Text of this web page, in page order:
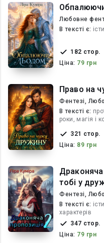
Любовне
В текcті є:
182 стор.
Ціна: 79 грн
Право на
Фентезі,
В текcті є:
роки, магія і
321 стор.
Ціна: 89 грн
тобі у
Фентезі,
В текcті є:
характерів
347 стор.
Ціна: 79 грн